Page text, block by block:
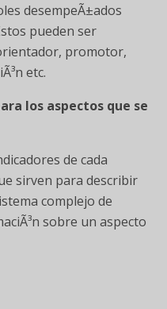
desempeÃ±ados
pueden ser
promotor,
etc.
los aspectos que se
de cada
sirven para describir
complejo de
sobre un aspecto